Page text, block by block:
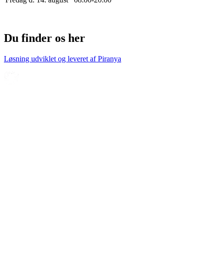
Du finder os her
Løsning udviklet og leveret afPiranya